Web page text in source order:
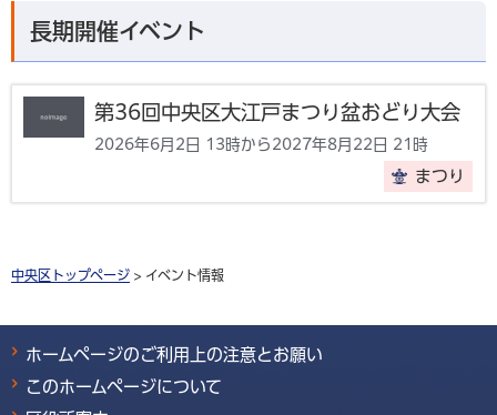
長期開催イベント
第36回中央区大江戸まつり盆おどり大会
2026年6月2日 13時から2027年8月22日 21時
まつり
中央区トップページ > イベント情報
ホームページのご利用上の注意とお願い
このホームページについて